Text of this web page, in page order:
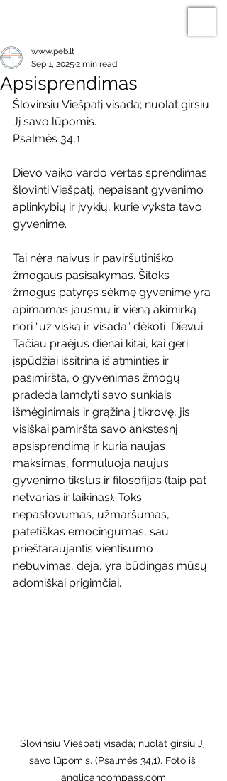
Apsisprendimas
www.peb.lt
Sep 1, 2025 2 min read
Šlovinsiu Viešpatį visada; nuolat girsiu
Jį savo lūpomis.
Psalmės 34,1
Dievo vaiko vardo vertas sprendimas
šlovinti Viešpatį, nepaisant gyvenimo
aplinkybių ir įvykių, kurie vyksta tavo
gyvenime.
Tai nėra naivus ir paviršutiniško
žmogaus pasisakymas. Šitoks
žmogus patyręs sėkmę gyvenime yra
apimamas jausmų ir vieną akimirką
nori “už viską ir visada” dėkoti  Dievui.
Tačiau praėjus dienai kitai, kai geri
įspūdžiai išsitrina iš atminties ir
pasimiršta, o gyvenimas žmogų
pradeda lamdyti savo sunkiais
išmėginimais ir grąžina į tikrovę, jis
visiškai pamiršta savo ankstesnį
apsisprendimą ir kuria naujas
maksimas, formuluoja naujus
gyvenimo tikslus ir filosofijas (taip pat
netvarias ir laikinas). Toks
nepastovumas, užmaršumas,
patetiškas emocingumas, sau
prieštaraujantis vientisumo
nebuvimas, deja, yra būdingas mūsų
adomiškai prigimčiai.
Šlovinsiu Viešpatį visada; nuolat girsiu Jį
savo lūpomis. (Psalmės 34,1). Foto iš
anglicancompass.com